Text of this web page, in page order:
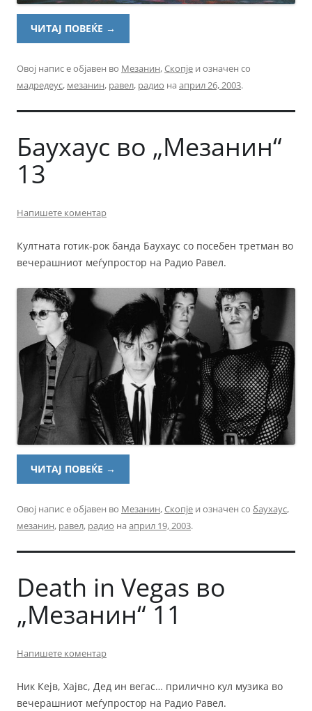
ЧИТАЈ ПОВЕЌЕ →
Овој напис е објавен во Мезанин,Скопје и означен со
мадредеус, мезанин, равел, радио на април 26, 2003.
Баухаус во „Мезанин“
13
Напишете коментар
Култната готик-рок банда Баухаус со посебен третман во
вечерашниот меѓупростор на Радио Равел.
ЧИТАЈ ПОВЕЌЕ →
Овој напис е објавен во Мезанин,Скопје и означен со баухаус,
мезанин, равел, радио на април 19, 2003.
Death in Vegas во
„Мезанин“ 11
Напишете коментар
Ник Кејв, Хајвс, Дед ин вегас… прилично кул музика во
вечерашниот меѓупростор на Радио Равел.